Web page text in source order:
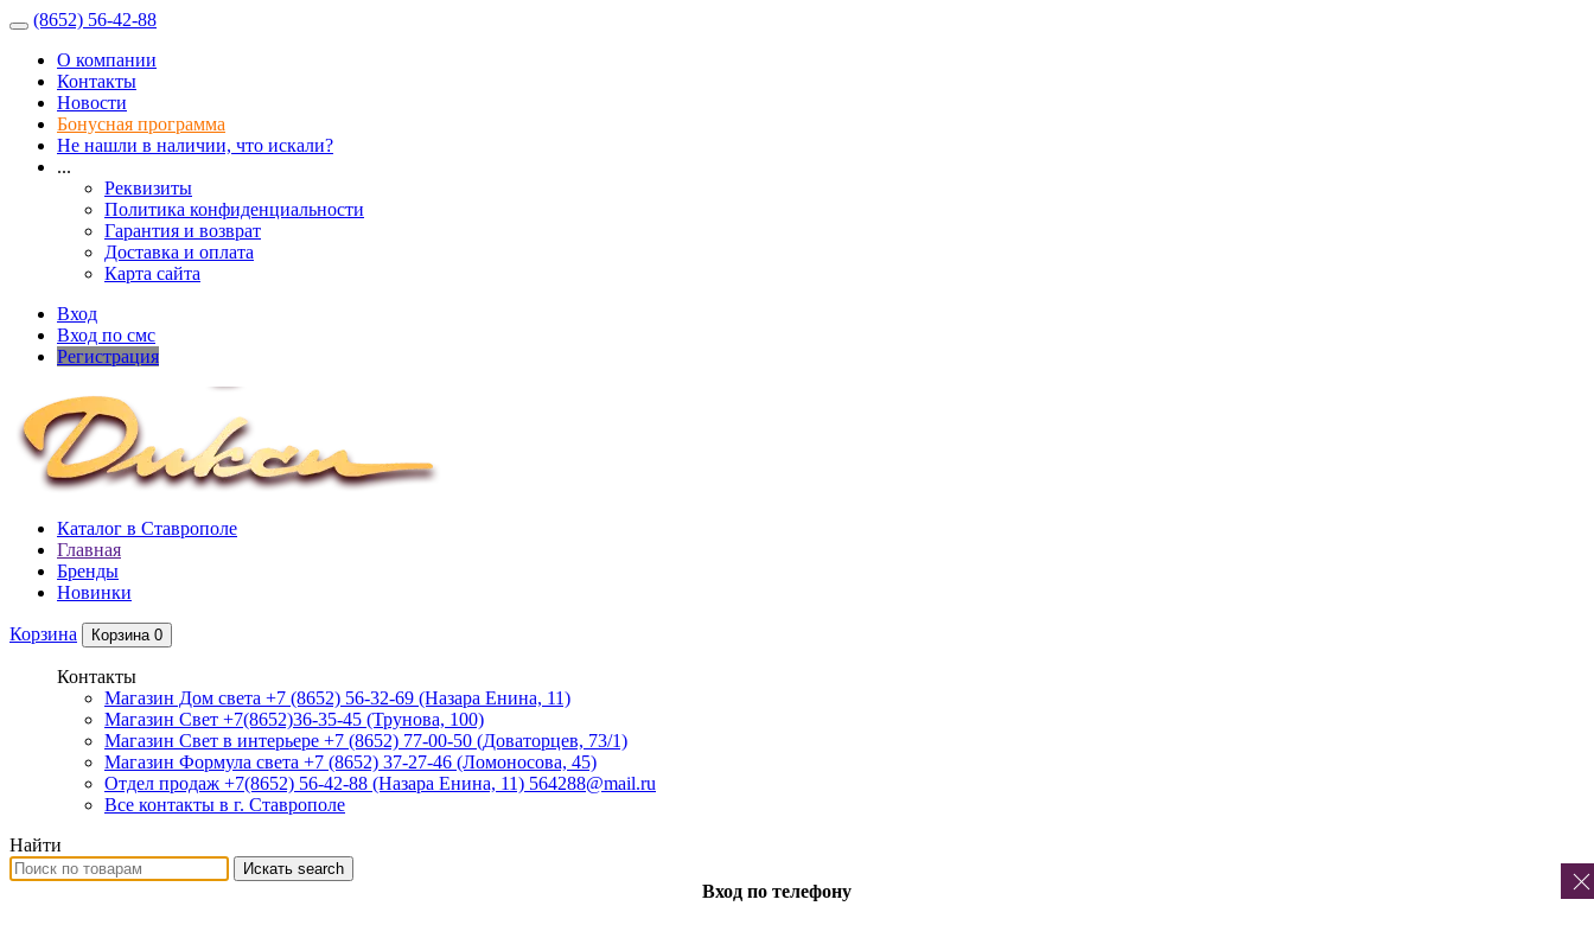
(8652) 56-42-88
О компании
Контакты
Новости
Бонусная программа
Не нашли в наличии, что искали?
...
Реквизиты
Политика конфиденциальности
Гарантия и возврат
Доставка и оплата
Карта сайта
Вход
Вход по смс
Регистрация
Каталог в Ставрополе
Главная
Бренды
Новинки
Корзина Корзина 0
Контакты
Магазин Дом света +7 (8652) 56-32-69 (Назара Енина, 11)
Магазин Свет +7(8652)36-35-45 (Трунова, 100)
Магазин Свет в интерьере +7 (8652) 77-00-50 (Доваторцев, 73/1)
Магазин Формула света +7 (8652) 37-27-46 (Ломоносова, 45)
Отдел продаж +7(8652) 56-42-88 (Назара Енина, 11) 564288@mail.ru
Все контакты в г. Ставрополе
Найти
Искать search
Вход по телефону